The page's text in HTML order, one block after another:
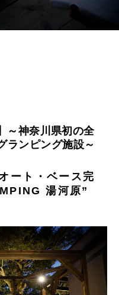
～神奈川県初の全
ランピング施設～
ート・ベース完
湯河原”